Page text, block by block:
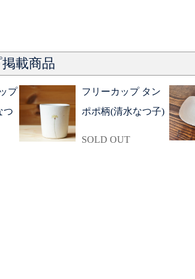
載商品
プ
つ
フリーカップ タン
ポポ柄(清水なつ子)
SOLD OUT